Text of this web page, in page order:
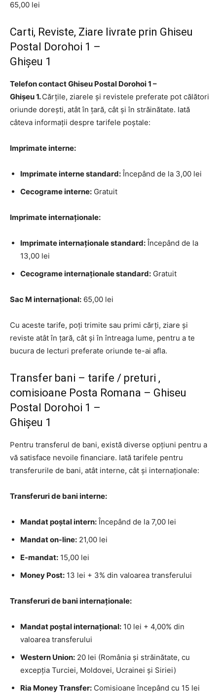
65,00 lei
Carti, Reviste, Ziare livrate prin Ghiseu
Postal Dorohoi 1 –
Ghişeu 1
Telefon contact Ghiseu Postal Dorohoi 1 –
Ghişeu 1.Cărțile, ziarele și revistele preferate pot călători
oriunde dorești, atât în țară, cât și în străinătate. Iată
câteva informații despre tarifele poștale:
Imprimate interne:
Imprimate interne standard: Începând de la 3,00 lei
Cecograme interne: Gratuit
Imprimate internaționale:
Imprimate internaționale standard: Începând de la
13,00 lei
Cecograme internaționale standard: Gratuit
Sac M internațional: 65,00 lei
Cu aceste tarife, poți trimite sau primi cărți, ziare și
reviste atât în țară, cât și în întreaga lume, pentru a te
bucura de lecturi preferate oriunde te-ai afla.
Transfer bani – tarife / preturi ,
comisioane Posta Romana – Ghiseu
Postal Dorohoi 1 –
Ghişeu 1
Pentru transferul de bani, există diverse opțiuni pentru a
vă satisface nevoile financiare. Iată tarifele pentru
transferurile de bani, atât interne, cât și internaționale:
Transferuri de bani interne:
Mandat poştal intern: Începând de la 7,00 lei
Mandat on-line: 21,00 lei
E-mandat: 15,00 lei
Money Post: 13 lei + 3% din valoarea transferului
Transferuri de bani internaționale:
Mandat poştal internaţional: 10 lei + 4,00% din
valoarea transferului
Western Union: 20 lei (România și străinătate, cu
excepția Turciei, Moldovei, Ucrainei și Siriei)
Ria Money Transfer: Comisioane începând cu 15 lei